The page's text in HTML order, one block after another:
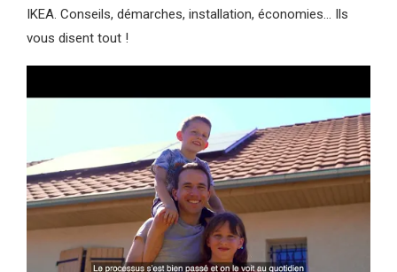
IKEA. Conseils, démarches, installation, économies… Ils
vous disent tout !​